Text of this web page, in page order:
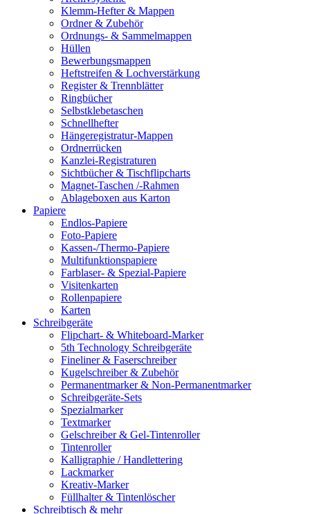
Klemm-Hefter & Mappen
Ordner & Zubehör
Ordnungs- & Sammelmappen
Hüllen
Bewerbungsmappen
Heftstreifen & Lochverstärkung
Register & Trennblätter
Ringbücher
Selbstklebetaschen
Schnellhefter
Hängeregistratur-Mappen
Ordnerrücken
Kanzlei-Registraturen
Sichtbücher & Tischflipcharts
Magnet-Taschen /-Rahmen
Ablageboxen aus Karton
Papiere
Endlos-Papiere
Foto-Papiere
Kassen-/Thermo-Papiere
Multifunktionspapiere
Farblaser- & Spezial-Papiere
Visitenkarten
Rollenpapiere
Karten
Schreibgeräte
Flipchart- & Whiteboard-Marker
5th Technology Schreibgeräte
Fineliner & Faserschreiber
Kugelschreiber & Zubehör
Permanentmarker & Non-Permanentmarker
Schreibgeräte-Sets
Spezialmarker
Textmarker
Gelschreiber & Gel-Tintenroller
Tintenroller
Kalligraphie / Handlettering
Lackmarker
Kreativ-Marker
Füllhalter & Tintenlöscher
Schreibtisch & mehr